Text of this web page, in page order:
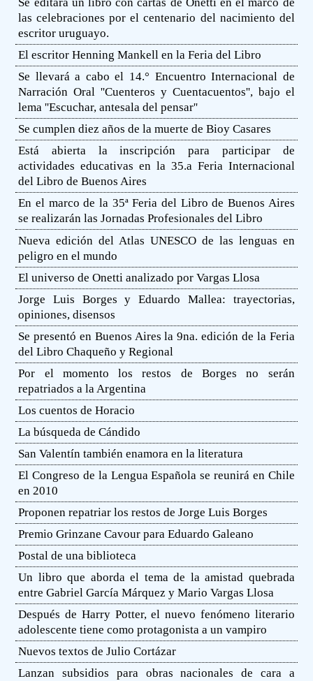
las celebraciones por el centenario del nacimiento del
escritor uruguayo.
El escritor Henning Mankell en la Feria del Libro
Se llevará a cabo el 14.° Encuentro Internacional de
Narración Oral ''Cuenteros y Cuentacuentos'', bajo el
lema ''Escuchar, antesala del pensar''
Se cumplen diez años de la muerte de Bioy Casares
Está abierta la inscripción para participar de
actividades educativas en la 35.a Feria Internacional
del Libro de Buenos Aires
En el marco de la 35ª Feria del Libro de Buenos Aires
se realizarán las Jornadas Profesionales del Libro
Nueva edición del Atlas UNESCO de las lenguas en
peligro en el mundo
El universo de Onetti analizado por Vargas Llosa
Jorge Luis Borges y Eduardo Mallea: trayectorias,
opiniones, disensos
Se presentó en Buenos Aires la 9na. edición de la Feria
del Libro Chaqueño y Regional
Por el momento los restos de Borges no serán
repatriados a la Argentina
Los cuentos de Horacio
La búsqueda de Cándido
San Valentín también enamora en la literatura
El Congreso de la Lengua Española se reunirá en Chile
en 2010
Proponen repatriar los restos de Jorge Luis Borges
Premio Grinzane Cavour para Eduardo Galeano
Postal de una biblioteca
Un libro que aborda el tema de la amistad quebrada
entre Gabriel García Márquez y Mario Vargas Llosa
Después de Harry Potter, el nuevo fenómeno literario
adolescente tiene como protagonista a un vampiro
Nuevos textos de Julio Cortázar
Lanzan subsidios para obras nacionales de cara a